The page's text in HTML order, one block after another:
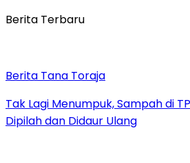
Berita Terbaru
Berita Tana Toraja
Tak Lagi Menumpuk, Sampah di
Dipilah dan Didaur Ulang